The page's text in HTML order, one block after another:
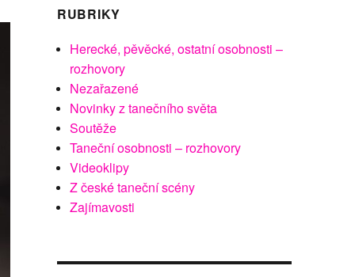
RUBRIKY
Herecké, pěvěcké, ostatní osobnosti –
rozhovory
Nezařazené
Novinky z tanečního světa
Soutěže
Taneční osobnosti – rozhovory
Videoklipy
Z české taneční scény
Zajímavosti